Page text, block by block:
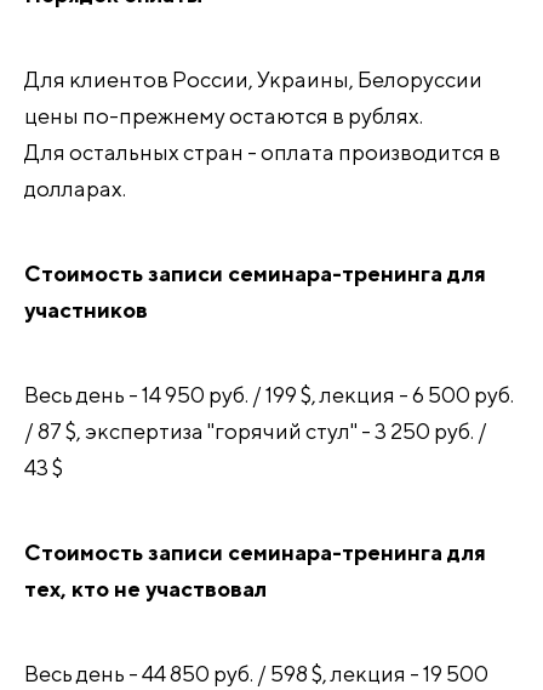
Для клиентов России, Украины, Белоруссии
цены по-прежнему остаются в рублях.
Для остальных стран - оплата производится в
долларах.
Стоимость записи семинара-тренинга для
участников
Весь день - 14 950 руб. / 199 $, лекция - 6 500 руб.
/ 87 $, экспертиза "горячий стул" - 3 250 руб. /
43 $
Стоимость записи семинара-тренинга для
тех, кто не участвовал
Весь день - 44 850 руб. / 598 $, лекция - 19 500